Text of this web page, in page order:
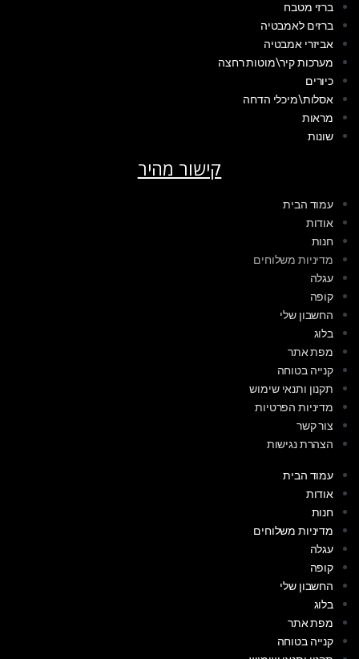
ברזי מטבח
ברזים לאמבטיה
אביזרי אמבטיה
מערכות קיר\מוטות רחצה
כיורים
אסלות\מיכלי הדחה
מראות
שונות
קישור מהיר
עמוד הבית
אודות
חנות
מדיניות משלוחים
עגלה
קופה
החשבון שלי
בלוג
מפת אתר
קנייה בטוחה
תקנון ותנאי שימוש
מדיניות הפרטיות
צור קשר
הצהרת נגישות
עמוד הבית
אודות
חנות
מדיניות משלוחים
עגלה
קופה
החשבון שלי
בלוג
מפת אתר
קנייה בטוחה